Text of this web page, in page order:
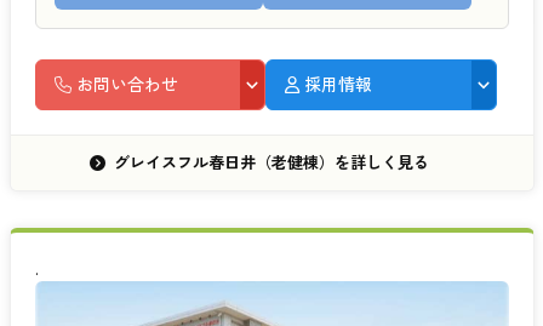
お問い合わせ 採用情報
グレイスフル春日井（老健棟）を詳しく見る
.